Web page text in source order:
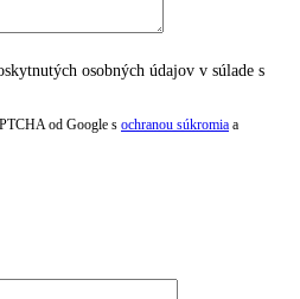
osobných údajov v súlade s
od Google s ochranou súkromia a